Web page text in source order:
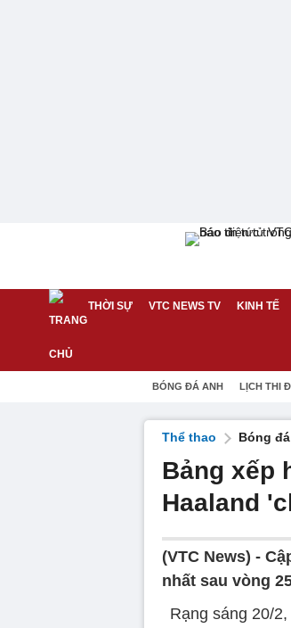
THỜI SỰ VTC NEWS TV KINH TẾ
BÓNG ĐÁ ANH LỊCH THI
Thể thao Bóng
Bảng xếp
Haaland
(VTC News) -
nhất sau vòng
Rạng sáng 20/